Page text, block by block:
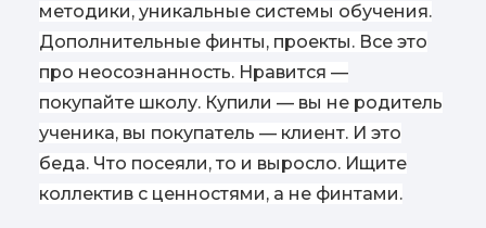
методики, уникальные системы обучения.
Дополнительные финты, проекты. Все это
про неосознанность. Нравится —
покупайте школу. Купили — вы не родитель
ученика, вы покупатель — клиент. И это
беда. Что посеяли, то и выросло. Ищите
коллектив с ценностями, а не финтами.